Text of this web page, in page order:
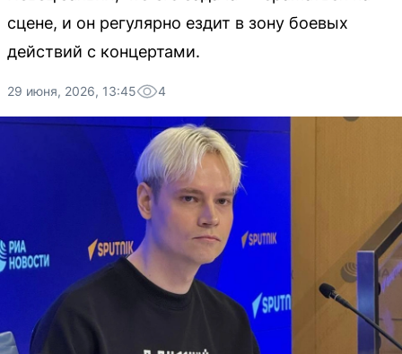
сцене, и он регулярно ездит в зону боевых
действий с концертами.
29 июня, 2026, 13:45 4